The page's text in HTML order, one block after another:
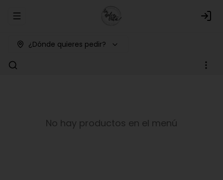
Abrir menu de navegación Login
¿Dónde quieres pedir?
No hay productos en el menú